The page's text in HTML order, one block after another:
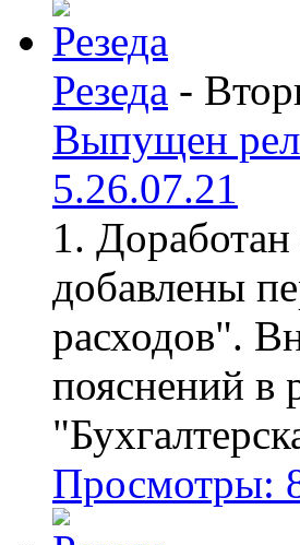
Резеда -
Выпущен
5.26.07.21
1.
добавлены
расходов".
пояснений в
Просмотры: